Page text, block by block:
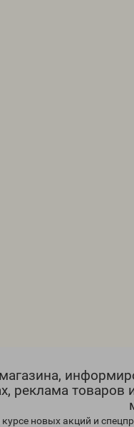
реклама товаров
курсе новых акций и